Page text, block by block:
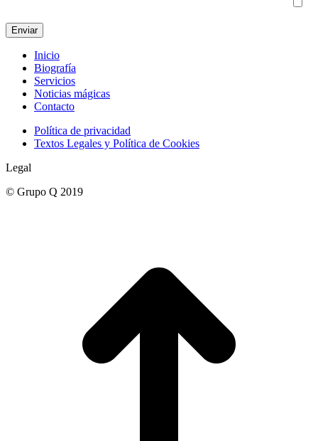
Inicio
Biografía
Servicios
Noticias mágicas
Contacto
Política de privacidad
Textos Legales y Política de Cookies
Legal
© Grupo Q 2019